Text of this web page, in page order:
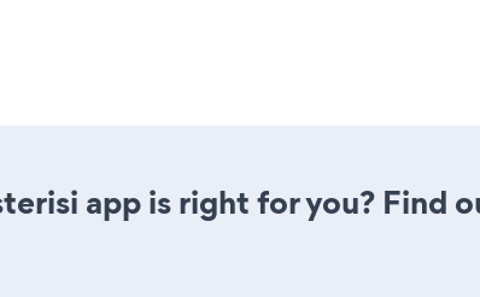
app is right for you? Find